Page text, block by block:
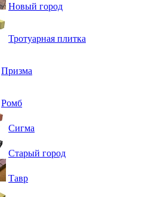
Новый город
Тротуарная плитка
Призма
Ромб
Сигма
Старый город
Тавр